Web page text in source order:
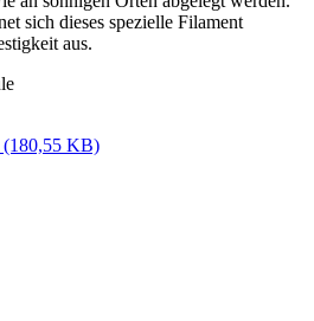
sich dieses spezielle Filament
aus.
(180,55 KB)